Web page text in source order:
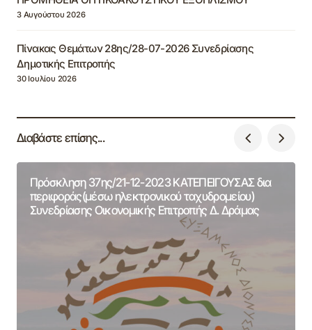
3 Αυγούστου 2026
Πίνακας Θεμάτων 28ης/28-07-2026 Συνεδρίασης
Δημοτικής Επιτροπής
30 Ιουλίου 2026
Διαβάστε επίσης...
Πρόσκληση 37ης/21-12-2023 ΚΑΤΕΠΕΙΓΟΥΣΑΣ δια
περιφοράς(μέσω ηλεκτρονικού ταχυδρομείου)
Συνεδρίασης Οικονομικής Επιτροπής Δ. Δράμας